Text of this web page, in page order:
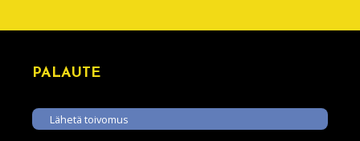
PALAUTE
Lähetä toivomus